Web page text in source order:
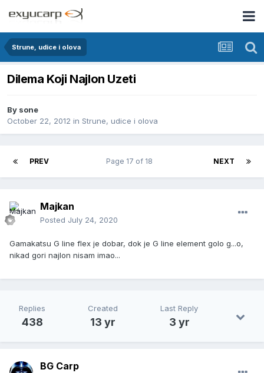
Strune, udice i olova
Dilema Koji Najlon Uzeti
By sone
October 22, 2012 in Strune, udice i olova
PREV NEXT
Page 17 of 18
Majkan
Posted July 24, 2020
Gamakatsu G line flex je dobar, dok je G line element golo g...o,
nikad gori najlon nisam imao...
Replies
438
Created
13 yr
Last Reply
3 yr
BG Carp